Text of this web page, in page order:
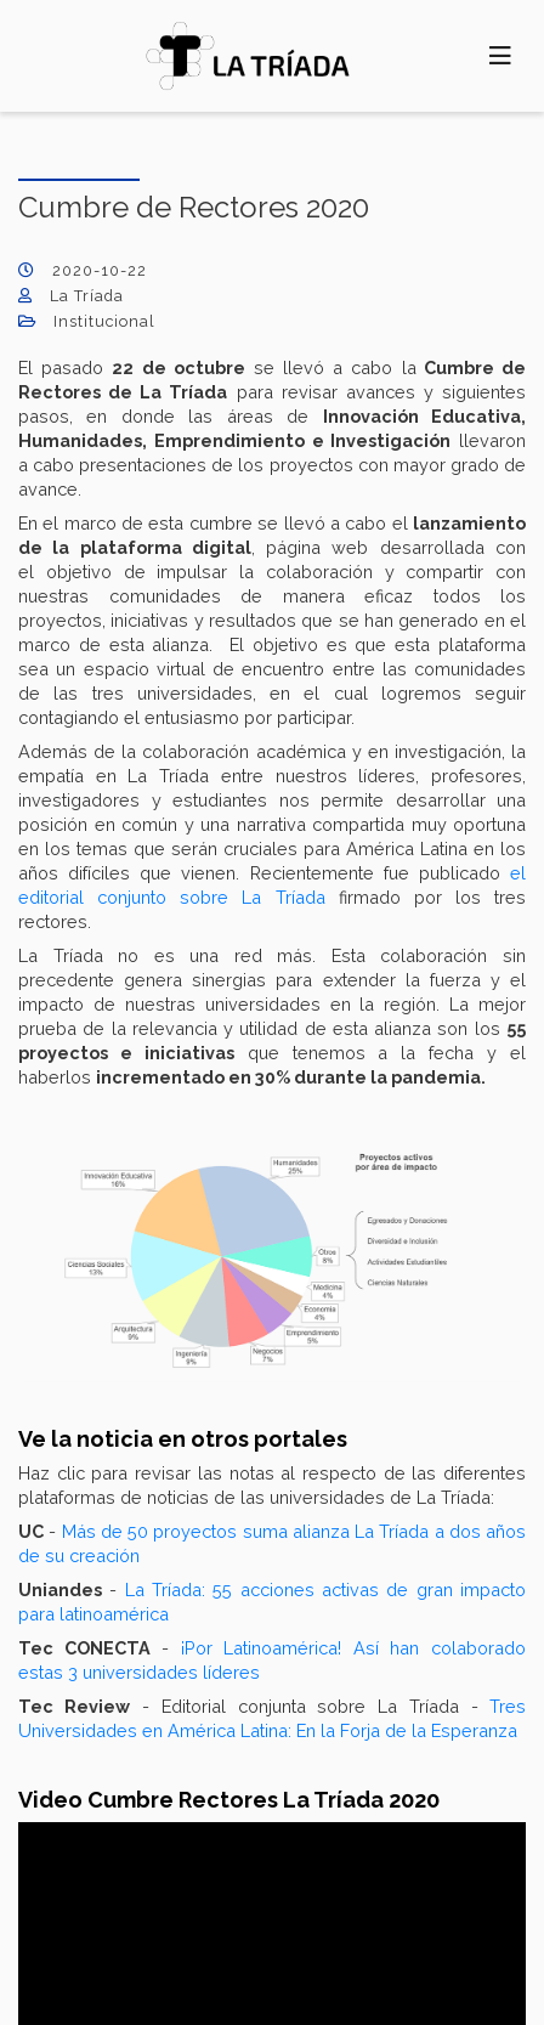
Cumbre de Rectores 2020
2020-10-22
La Tríada
Institucional
El pasado 22 de octubre se llevó a cabo la Cumbre de
Rectores de La Tríada para revisar avances y siguientes
pasos, en donde las áreas de Innovación Educativa,
Humanidades, Emprendimiento e Investigación llevaron
a cabo presentaciones de los proyectos con mayor grado de
avance.
En el marco de esta cumbre se llevó a cabo el lanzamiento
de la plataforma digital, página web desarrollada con
el objetivo de impulsar la colaboración y compartir con
nuestras comunidades de manera eficaz todos los
proyectos, iniciativas y resultados que se han generado en el
marco de esta alianza. El objetivo es que esta plataforma
sea un espacio virtual de encuentro entre las comunidades
de las tres universidades, en el cual logremos seguir
contagiando el entusiasmo por participar.
Además de la colaboración académica y en investigación, la
empatía en La Tríada entre nuestros líderes, profesores,
investigadores y estudiantes nos permite desarrollar una
posición en común y una narrativa compartida muy oportuna
en los temas que serán cruciales para América Latina en los
años difíciles que vienen. Recientemente fue publicado el
editorial conjunto sobre La Tríada firmado por los tres
rectores.
La Tríada no es una red más. Esta colaboración sin
precedente genera sinergias para extender la fuerza y el
impacto de nuestras universidades en la región. La mejor
prueba de la relevancia y utilidad de esta alianza son los 55
proyectos e iniciativasque tenemos a la fecha y el
haberlos incrementado en 30% durante la pandemia.
Ve la noticia en otros portales
Haz clic para revisar las notas al respecto de las diferentes
plataformas de noticias de las universidades de La Tríada:
UC - Más de 50 proyectos suma alianza La Tríada a dos años
de su creación
Uniandes - La Tríada: 55 acciones activas de gran impacto
para latinoamérica
Tec CONECTA - ¡Por Latinoamérica! Así han colaborado
estas 3 universidades líderes
Tec Review- Editorial conjunta sobre La Tríada - Tres
Universidades en América Latina: En la Forja de la Esperanza
Video Cumbre Rectores La Tríada 2020